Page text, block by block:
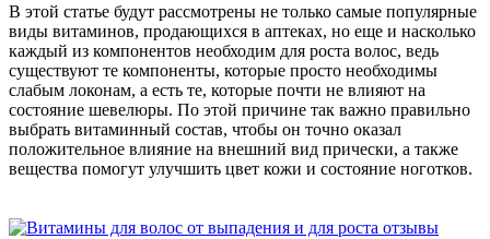
В этой статье будут рассмотрены не только самые популярные
виды витаминов, продающихся в аптеках, но еще и насколько
каждый из компонентов необходим для роста волос, ведь
существуют те компоненты, которые просто необходимы
слабым локонам, а есть те, которые почти не влияют на
состояние шевелюры. По этой причине так важно правильно
выбрать витаминный состав, чтобы он точно оказал
положительное влияние на внешний вид прически, а также
вещества помогут улучшить цвет кожи и состояние ноготков.